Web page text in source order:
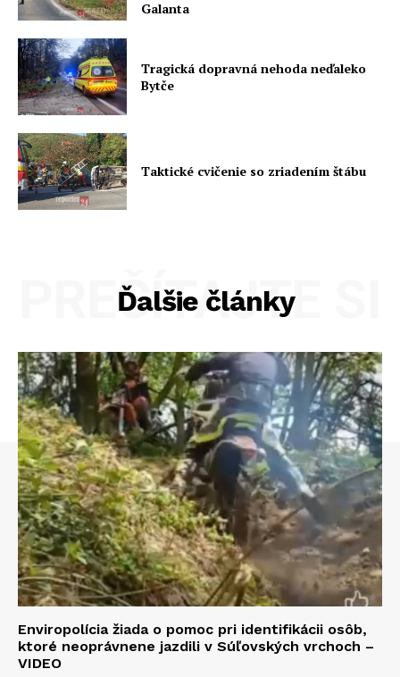
Galanta
Tragická dopravná nehoda neďaleko
Bytče
Taktické cvičenie so zriadením štábu
Ďalšie články
PREČÍTAJTE SI
Enviropolícia žiada o pomoc pri identifikácii osôb,
ktoré neoprávnene jazdili v Súľovských vrchoch –
VIDEO